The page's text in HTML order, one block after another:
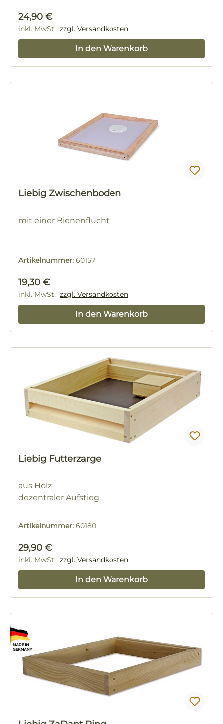
Regulärer Preis:
24,90 €
inkl. MwSt. zzgl. Versandkosten
In den Warenkorb
Liebig Zwischenboden
mit einer Bienenflucht
Artikelnummer: 60157
Regulärer Preis:
19,30 €
inkl. MwSt. zzgl. Versandkosten
In den Warenkorb
Liebig Futterzarge
aus Holz
dezentraler Aufstieg
Artikelnummer: 60180
Regulärer Preis:
29,90 €
inkl. MwSt. zzgl. Versandkosten
In den Warenkorb